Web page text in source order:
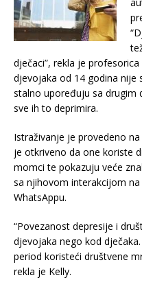
dječaci”, rekla je
djevojaka od 14 godina nije
stalno upoređuju sa drugim
sve ih to deprimira.
Istraživanje je provedeno
je otkriveno da one koriste
momci te pokazuju veće
sa njihovom interakcijom
WhatsAppu.
“Povezanost depresije i
djevojaka nego kod
period koristeći društvene
rekla je Kelly.